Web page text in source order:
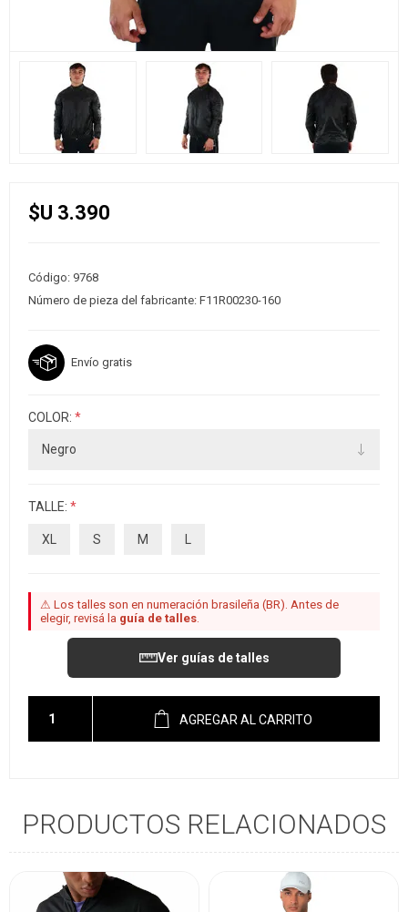
$U 3.390
Código: 9768
Número de pieza del fabricante: F11R00230-160
Envío gratis
COLOR: *
TALLE: *
XL S M L
⚠ Los talles son en numeración brasileña (BR). Antes de
elegir, revisá la guía de talles
Ver guías de talles
AGREGAR AL CARRITO
PRODUCTOS RELACIONADOS